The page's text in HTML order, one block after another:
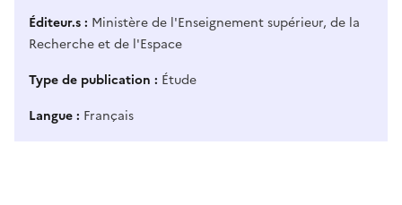
Éditeur.s
Ministère de l'Enseignement supérieur, de la
Recherche et de l'Espace
Type de publication
Étude
Langue
Français